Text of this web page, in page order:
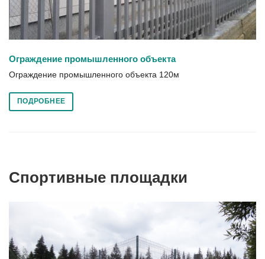
Ограждение промышленного объекта
Ограждение промышленного объекта 120м
ПОДРОБНЕЕ
Спортивные площадки